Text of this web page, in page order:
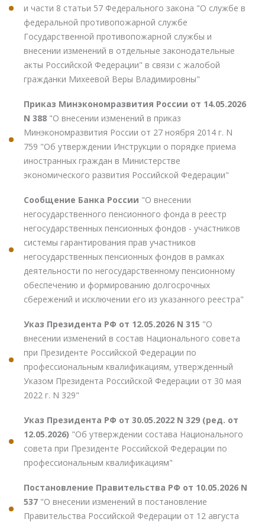
и части 8 статьи 57 Федерального закона "О службе в
федеральной противопожарной службе
Государственной противопожарной службы и
внесении изменений в отдельные законодательные
акты Российской Федерации" в связи с жалобой
гражданки Михеевой Веры Владимировны"
Приказ Минэкономразвития России от 14.05.2026
N 388 "О внесении изменений в приказ
Минэкономразвития России от 27 ноября 2014 г. N
759 "Об утверждении Инструкции о порядке приема
иностранных граждан в Министерстве
экономического развития Российской Федерации"
Сообщение Банка России "О внесении
негосударственного пенсионного фонда в реестр
негосударственных пенсионных фондов - участников
системы гарантирования прав участников
негосударственных пенсионных фондов в рамках
деятельности по негосударственному пенсионному
обеспечению и формированию долгосрочных
сбережений и исключении его из указанного реестра"
Указ Президента РФ от 12.05.2026 N 315 "О
внесении изменений в состав Национального совета
при Президенте Российской Федерации по
профессиональным квалификациям, утвержденный
Указом Президента Российской Федерации от 30 мая
2022 г. N 329"
Указ Президента РФ от 30.05.2022 N 329 (ред. от
12.05.2026) "Об утверждении состава Национального
совета при Президенте Российской Федерации по
профессиональным квалификациям"
Постановление Правительства РФ от 10.05.2026 N
537 "О внесении изменений в постановление
Правительства Российской Федерации от 12 августа